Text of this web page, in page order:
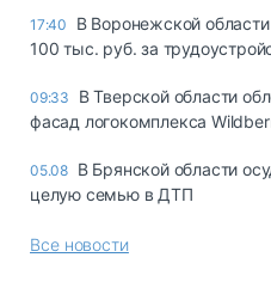
17:40
В Воронежской
100 тыс. руб. за
09:33
В Тверской области
фасад логокомплекса
05.08 В Брянской области
целую семью в ДТП
Все новости